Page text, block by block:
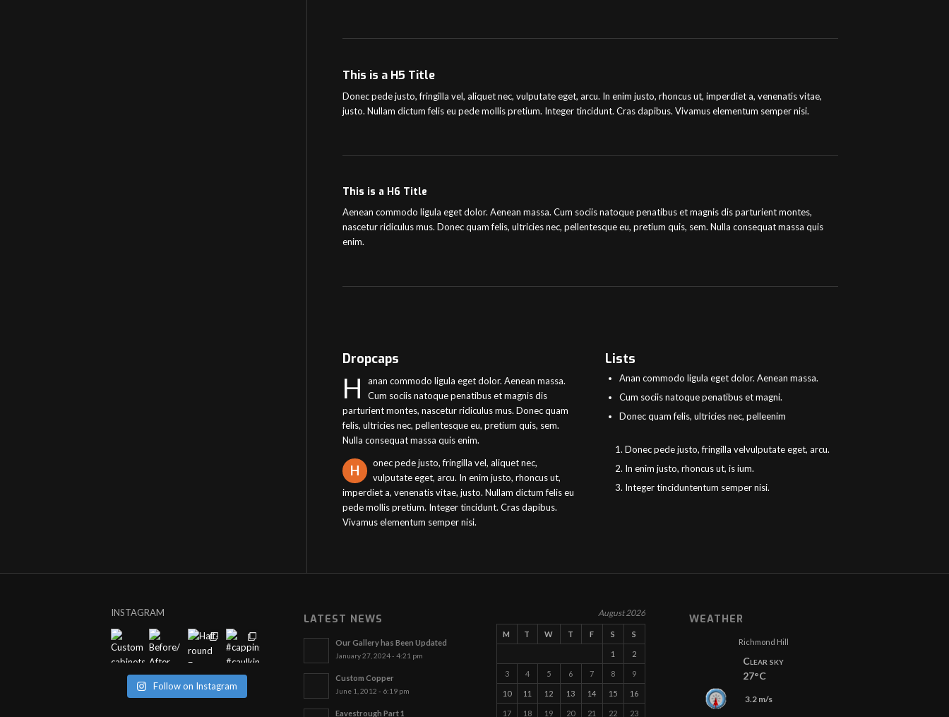
This is a H5 Title
Donec pede justo, fringilla vel, aliquet nec, vulputate eget, arcu. In enim justo, rhoncus ut, imperdiet a, venenatis vitae,
justo. Nullam dictum felis eu pede mollis pretium. Integer tincidunt. Cras dapibus. Vivamus elementum semper nisi.
This is a H6 Title
Aenean commodo ligula eget dolor. Aenean massa. Cum sociis natoque penatibus et magnis dis parturient montes,
nascetur ridiculus mus. Donec quam felis, ultricies nec, pellentesque eu, pretium quis, sem. Nulla consequat massa quis
enim.
Dropcaps
H
anan commodo ligula eget dolor. Aenean massa.
Cum sociis natoque penatibus et magnis dis
parturient montes, nascetur ridiculus mus. Donec quam
felis, ultricies nec, pellentesque eu, pretium quis, sem.
Nulla consequat massa quis enim.
H
onec pede justo, fringilla vel, aliquet nec,
vulputate eget, arcu. In enim justo, rhoncus ut,
imperdiet a, venenatis vitae, justo. Nullam dictum felis eu
pede mollis pretium. Integer tincidunt. Cras dapibus.
Vivamus elementum semper nisi.
Lists
Anan commodo ligula eget dolor. Aenean massa.
Cum sociis natoque penatibus et magni.
Donec quam felis, ultricies nec, pelleenim
Donec pede justo, fringilla velvulputate eget, arcu.
In enim justo, rhoncus ut, is ium.
Integer tinciduntentum semper nisi.
INSTAGRAM
Follow on Instagram
LATEST NEWS
Our Gallery has Been Updated
January 27, 2024 - 4:21 pm
Custom Copper
June 1, 2012 - 6:19 pm
Eavestrough Part 1
August 2026
M T W T F S S
1 2
3 4 5 6 7 8 9
10 11 12 13 14 15 16
17 18 19 20 21 22 23
WEATHER
Richmond Hill
Clear sky
27°C
3.2 m/s